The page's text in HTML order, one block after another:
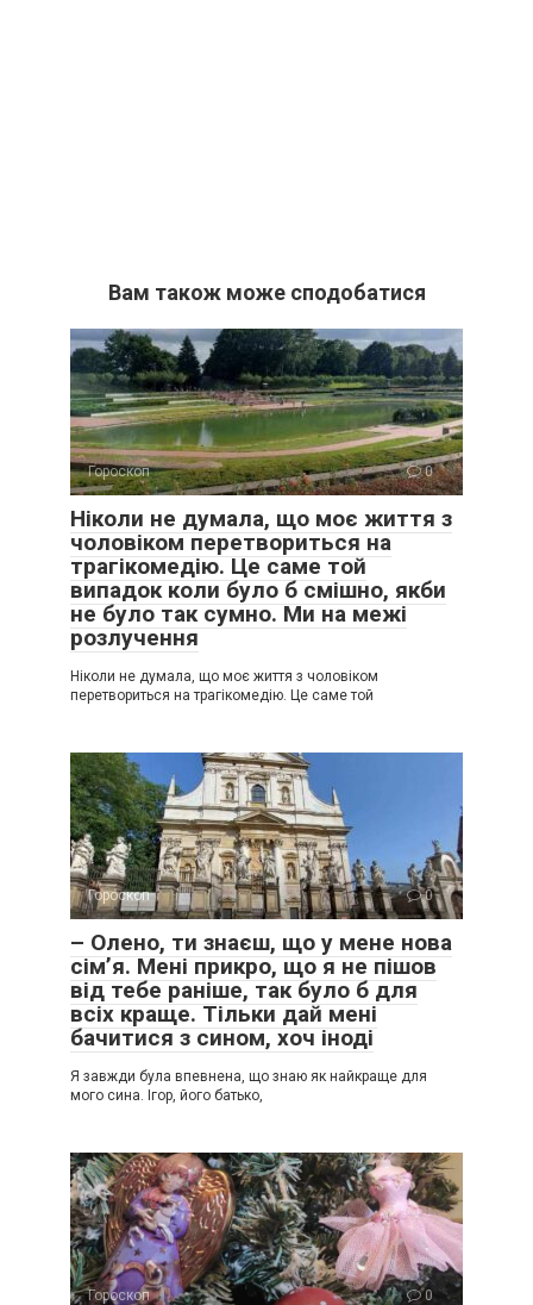
Вам також може сподобатися
Гороскоп 0
Ніколи не думала, що моє життя з
чоловіком перетвориться на
трагікомедію. Це саме той
випадок коли було б смішно, якби
не було так сумно. Ми на межі
розлучення
Ніколи не думала, що моє життя з чоловіком
перетвориться на трагікомедію. Це саме той
Гороскоп 0
– Олено, ти знаєш, що у мене нова
сім’я. Мені прикро, що я не пішов
від тебе раніше, так було б для
всіх краще. Тільки дай мені
бачитися з сином, хоч іноді
Я завжди була впевнена, що знаю як найкраще для
мого сина. Ігор, його батько,
Гороскоп 0